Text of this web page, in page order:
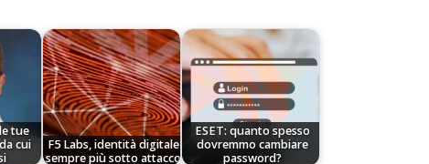
tue
cui
F5 Labs, identità digitale
sempre più sotto attacco
ESET: quanto spesso
dovremmo cambiare
password?